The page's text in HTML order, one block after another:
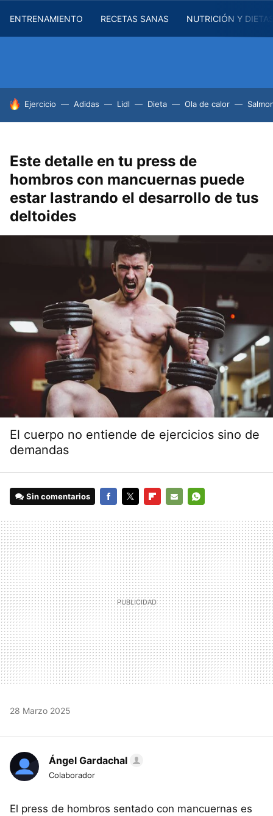
ENTRENAMIENTO RECETAS SANAS NUTRICIÓN Y
HOY SE HABLA DE
Ejercicio Adidas Lidl Dieta Ola de calor
Este detalle en tu press de
hombros con mancuernas puede
estar lastrando el desarrollo de tus
deltoides
El cuerpo no entiende de ejercicios sino de
demandas
Sin comentarios
MAIL
28 Marzo 2025
Ángel Gardachal
Colaborador
El press de hombros sentado con mancuernas es